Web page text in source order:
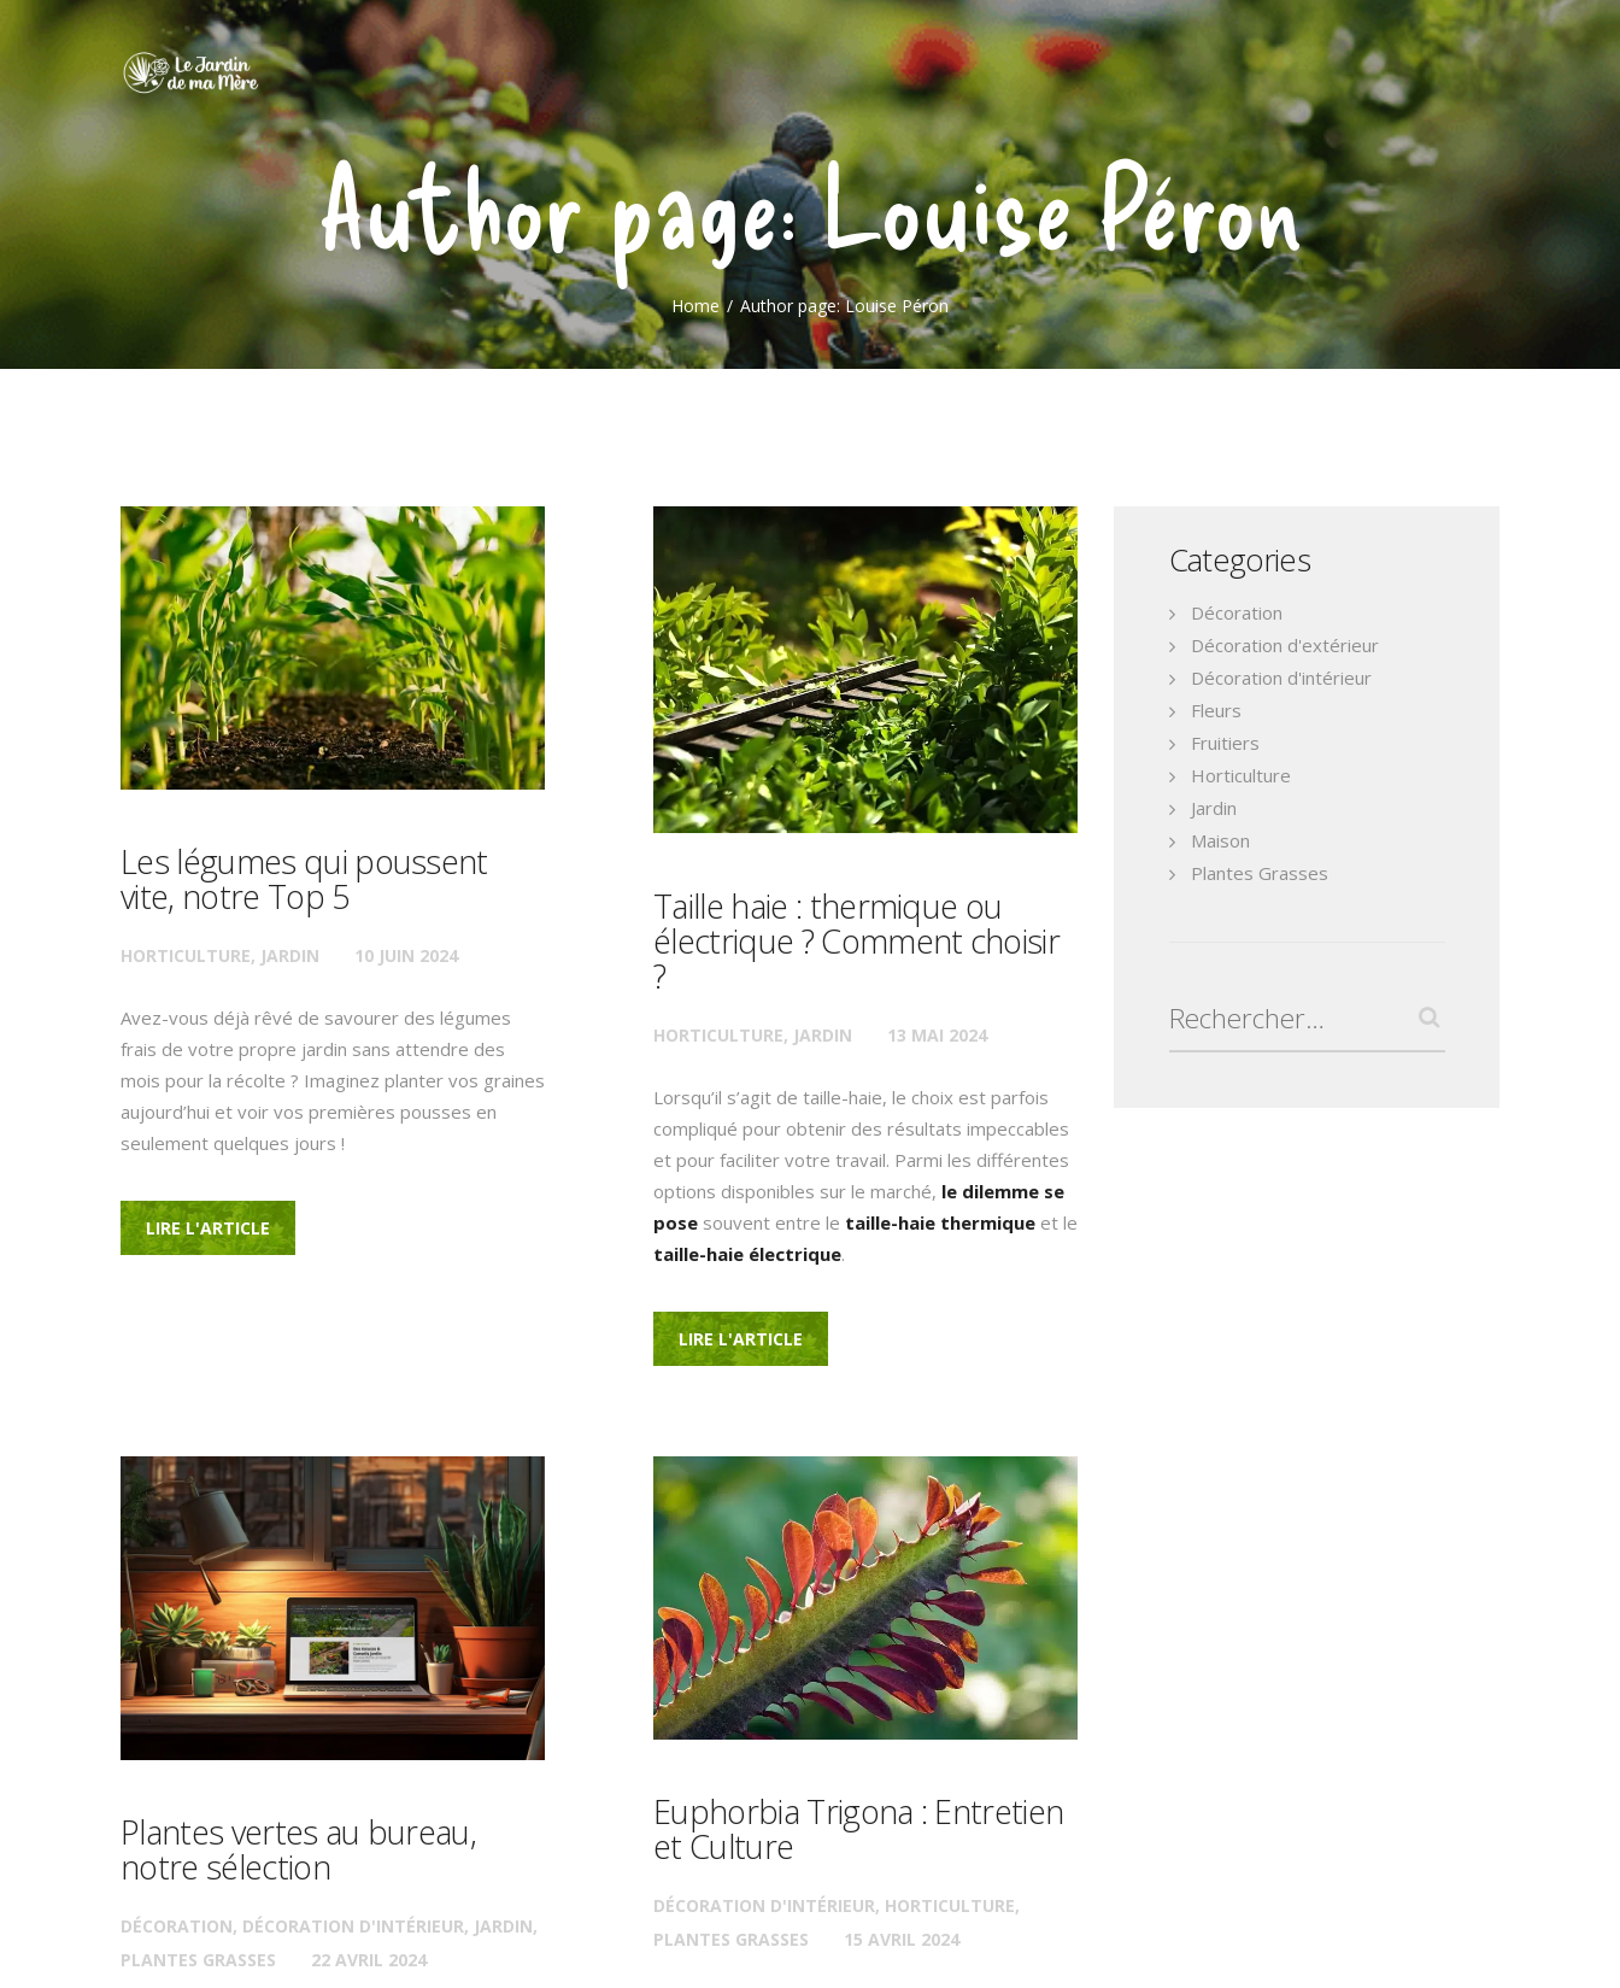
Author page: Louise Péron
Home Author page: Louise Péron
MAISON
JARDIN
DÉCORATION
Les légumes qui poussent
vite, notre Top 5
HORTICULTURE, JARDIN 10 JUIN 2024
Avez-vous déjà rêvé de savourer des légumes
frais de votre propre jardin sans attendre des
mois pour la récolte ? Imaginez planter vos graines
aujourd’hui et voir vos premières pousses en
seulement quelques jours !
LIRE L'ARTICLE
Taille haie : thermique ou
électrique ? Comment choisir
?
HORTICULTURE, JARDIN 13 MAI 2024
Lorsqu’il s’agit de taille-haie, le choix est parfois
compliqué pour obtenir des résultats impeccables
et pour faciliter votre travail. Parmi les différentes
options disponibles sur le marché, le dilemme se
pose souvent entre le taille-haie thermique et le
taille-haie électrique.
LIRE L'ARTICLE
Plantes vertes au bureau,
notre sélection
DÉCORATION, DÉCORATION D'INTÉRIEUR, JARDIN,
PLANTES GRASSES
22 AVRIL 2024
Euphorbia Trigona : Entretien
et Culture
DÉCORATION D'INTÉRIEUR, HORTICULTURE,
PLANTES GRASSES
15 AVRIL 2024
Categories
Décoration
Décoration d'extérieur
Décoration d'intérieur
Fleurs
Fruitiers
Horticulture
Jardin
Maison
Plantes Grasses